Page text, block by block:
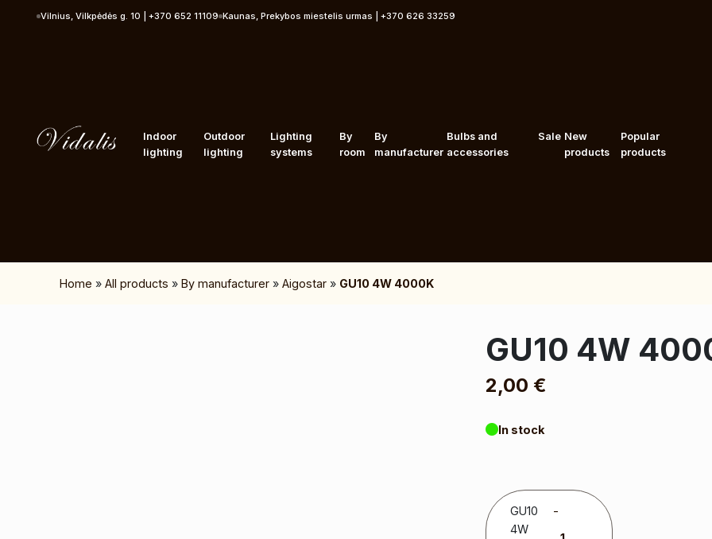
Vilnius, Vilkpėdės g. 10 | +370 652 11109 Kaunas, Prekybos miestelis urmas | +370 626 33259
Indoor
lighting
Outdoor
lighting
Lighting
systems
By
room
By
manufacturer
Bulbs and
accessories
Sale New
products
Popular
products
Home » All products » By manufacturer » Aigostar » GU10 4W 4000K
GU10 4W
2,00 €
In stock
GU10
4W
-